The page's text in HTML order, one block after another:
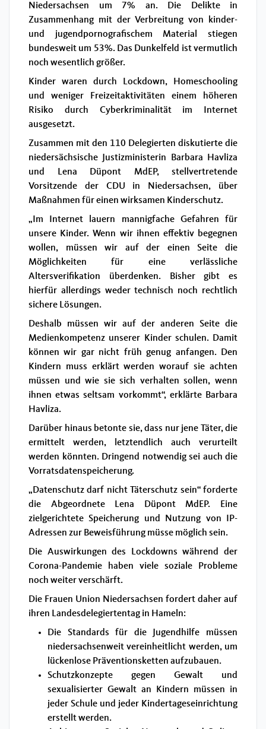
Niedersachsen um 7% an. Die Delikte in
Zusammenhang mit der Verbreitung von kinder-
und jugendpornografischem Material stiegen
bundesweit um 53%. Das Dunkelfeld ist vermutlich
noch wesentlich größer.
Kinder waren durch Lockdown, Homeschooling
und weniger Freizeitaktivitäten einem höheren
Risiko durch Cyberkriminalität im Internet
ausgesetzt.
Zusammen mit den 110 Delegierten diskutierte die
niedersächsische Justizministerin Barbara Havliza
und Lena Düpont MdEP, stellvertretende
Vorsitzende der CDU in Niedersachsen, über
Maßnahmen für einen wirksamen Kinderschutz.
„Im Internet lauern mannigfache Gefahren für
unsere Kinder. Wenn wir ihnen effektiv begegnen
wollen, müssen wir auf der einen Seite die
Möglichkeiten für eine verlässliche
Altersverifikation überdenken. Bisher gibt es
hierfür allerdings weder technisch noch rechtlich
sichere Lösungen.
Deshalb müssen wir auf der anderen Seite die
Medienkompetenz unserer Kinder schulen. Damit
können wir gar nicht früh genug anfangen. Den
Kindern muss erklärt werden worauf sie achten
müssen und wie sie sich verhalten sollen, wenn
ihnen etwas seltsam vorkommt“, erklärte Barbara
Havliza.
Darüber hinaus betonte sie, dass nur jene Täter, die
ermittelt werden, letztendlich auch verurteilt
werden könnten. Dringend notwendig sei auch die
Vorratsdatenspeicherung.
„Datenschutz darf nicht Täterschutz sein“ forderte
die Abgeordnete Lena Düpont MdEP. Eine
zielgerichtete Speicherung und Nutzung von IP-
Adressen zur Beweisführung müsse möglich sein.
Die Auswirkungen des Lockdowns während der
Corona-Pandemie haben viele soziale Probleme
noch weiter verschärft.
Die Frauen Union Niedersachsen fordert daher auf
ihren Landesdelegiertentag in Hameln:
Die Standards für die Jugendhilfe müssen
niedersachsenweit vereinheitlicht werden, um
lückenlose Präventionsketten aufzubauen.
Schutzkonzepte gegen Gewalt und
sexualisierter Gewalt an Kindern müssen in
jeder Schule und jeder Kindertageseinrichtung
erstellt werden.